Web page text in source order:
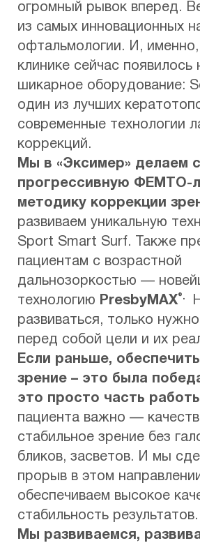
огромный рывок вперед.
из самых инновационных
офтальмологии. И, именно,
клинике сейчас появилось
шикарное оборудование:
один из лучших
современные технологии
коррекций.
Мы в «Эксимер» делаем
прогрессивную ФЕМТО-
методику коррекции
развиваем уникальную
Sport Smart Surf. Также
пациентам с возрастной
дальнозоркостью —
технологию PresbyMAX®.
развиваться, только
перед собой цели и их
Если раньше,
зрение – это была
это просто часть
пациента важно —
стабильное зрение без
бликов, засветов. И мы
прорыв в этом
обеспечиваем высокое
стабильность результатов.
Мы развиваемся,